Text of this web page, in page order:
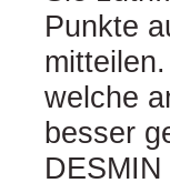
Punkte
welche
besser